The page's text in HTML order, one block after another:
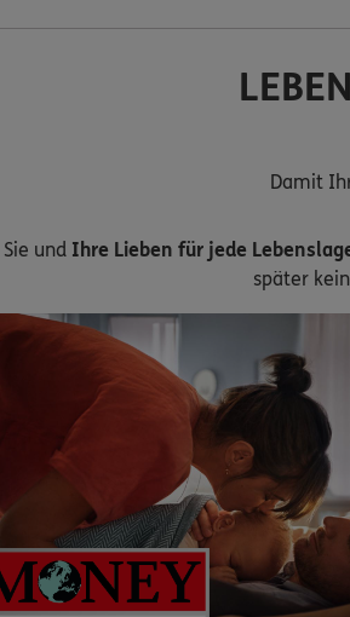
Damit
Sie und Ihre Lieben für jede
später